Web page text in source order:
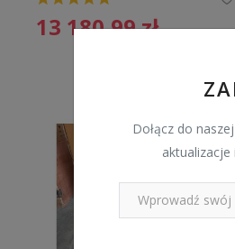
Dołącz do
13 180,99zł